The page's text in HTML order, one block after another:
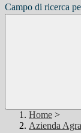
Campo di ricerca
Home >
Azienda